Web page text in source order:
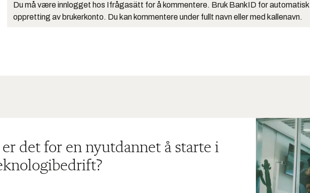
Du må være innlogget hos Ifrågasätt for å kommentere. Bruk BankID for automatisk
oppretting av brukerkonto. Du kan kommentere under fullt navn eller med kallenavn.
det for en nyutdannet å starte i